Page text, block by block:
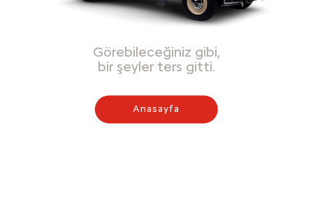
Görebileceğiniz gibi,
bir şeyler ters gitti.
Anasayfa